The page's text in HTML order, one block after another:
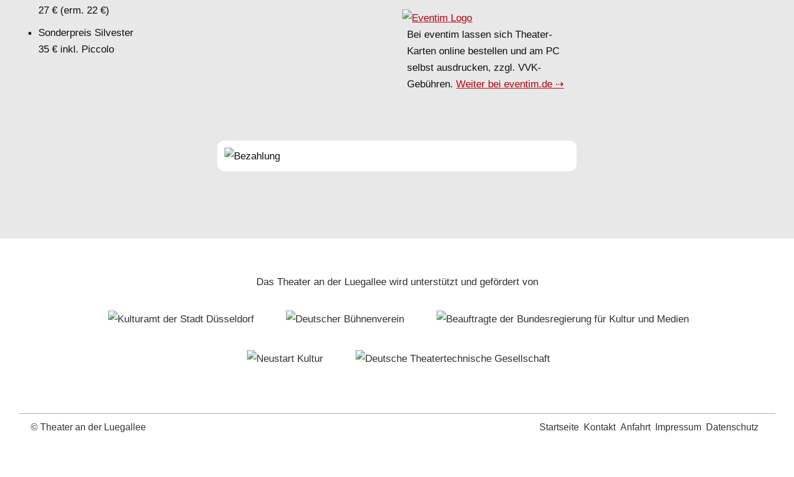
27 € (erm. 22 €)
Sonderpreis Silvester
35 € inkl. Piccolo
Bei eventim lassen sich Theater-
Karten online bestellen und am PC
selbst ausdrucken, zzgl. VVK-
Gebühren.Weiter bei eventim.de ⇢
Das Theater an der Luegallee wird unterstützt und gefördert von
© Theater an der Luegallee Startseite Kontakt Anfahrt Impressum Datenschutz